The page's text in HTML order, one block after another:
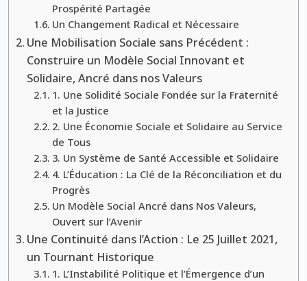
Prospérité Partagée
Un Changement Radical et Nécessaire
Une Mobilisation Sociale sans Précédent :
Construire un Modèle Social Innovant et
Solidaire, Ancré dans nos Valeurs
1. Une Solidité Sociale Fondée sur la Fraternité
et la Justice
2. Une Économie Sociale et Solidaire au Service
de Tous
3. Un Système de Santé Accessible et Solidaire
4. L’Éducation : La Clé de la Réconciliation et du
Progrès
Un Modèle Social Ancré dans Nos Valeurs,
Ouvert sur l’Avenir
Une Continuité dans l’Action : Le 25 Juillet 2021,
un Tournant Historique
1. L’Instabilité Politique et l’Émergence d’un